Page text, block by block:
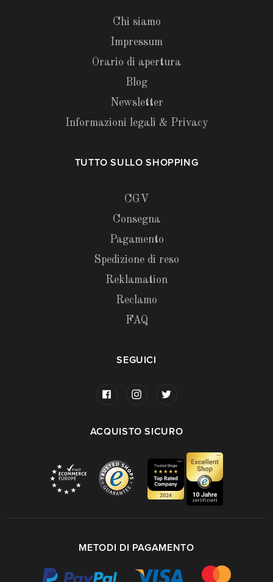
Chi siamo
Impressum
Orario di apertura
Blog
Newsletter
Informazioni legali & Privacy
TUTTO SULLO SHOPPING
CGV
Consegna
Pagamento
Spedizione di reso
Reklamation
Reclamo
FAQ
SEGUICI
ACQUISTO SICURO
METODI DI PAGAMENTO